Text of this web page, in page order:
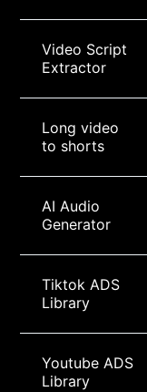
Video Script
Extractor
Long video
to shorts
AI Audio
Generator
Tiktok ADS
Library
Youtube ADS
Library